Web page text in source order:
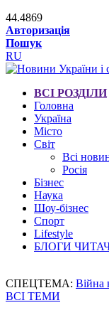
44.4869
Авторизація
Пошук
RU
ВСІ РОЗДІЛИ
Головна
Україна
Місто
Світ
Всі
Росія
Бізнес
Наука
Шоу-бізнес
Спорт
Lifestyle
БЛОГИ
СПЕЦТЕМА: Війна
ВСІ ТЕМИ